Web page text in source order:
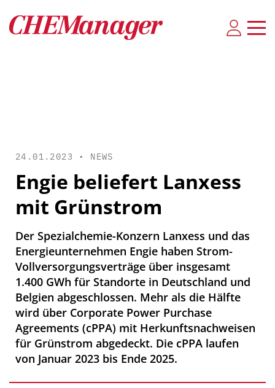
24.01.2023 • NEWS
Engie beliefert Lanxess
mit Grünstrom
Der Spezialchemie-Konzern Lanxess und das
Energieunternehmen Engie haben Strom-
Vollversorgungsverträge über insgesamt
1.400 GWh für Standorte in Deutschland und
Belgien abgeschlossen. Mehr als die Hälfte
wird über Corporate Power Purchase
Agreements (cPPA) mit Herkunftsnachweisen
für Grünstrom abgedeckt. Die cPPA laufen
von Januar 2023 bis Ende 2025.